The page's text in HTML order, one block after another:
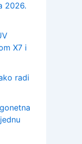
2026.
X7 i
radi